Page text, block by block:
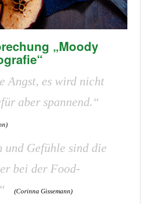
„Moody
Angst, es wird nicht
aber spannend.“
und Gefühle sind die
bei der Food-
(Corinna Gissemann)